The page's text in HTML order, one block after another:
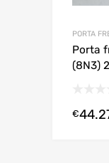
PORTA
Porta
(8N3)
€